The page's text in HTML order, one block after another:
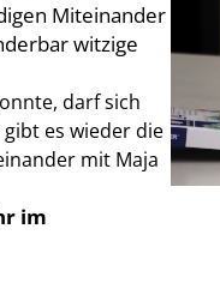
Miteinander
witzige
darf sich
es wieder die
mit Maja
im